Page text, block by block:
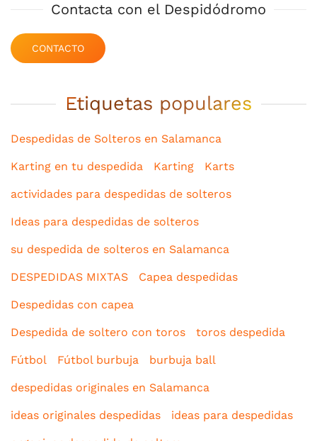
Contacta con el Despidódromo
CONTACTO
Etiquetas populares
Despedidas de Solteros en Salamanca
Karting en tu despedida Karting Karts
actividades para despedidas de solteros
Ideas para despedidas de solteros
su despedida de solteros en Salamanca
DESPEDIDAS MIXTAS Capea despedidas
Despedidas con capea
Despedida de soltero con toros toros despedida
Fútbol Fútbol burbuja burbuja ball
despedidas originales en Salamanca
ideas originales despedidas ideas para despedidas